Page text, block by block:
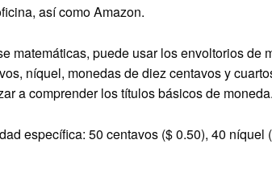
así como Amazon.
matemáticas, puede usar los envoltorios de
níquel, monedas de diez centavos y
a comprender los títulos básicos de moneda.
específica: 50 centavos ($ 0.50), 40 níquel